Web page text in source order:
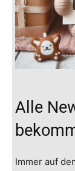
Alle
Immer auf